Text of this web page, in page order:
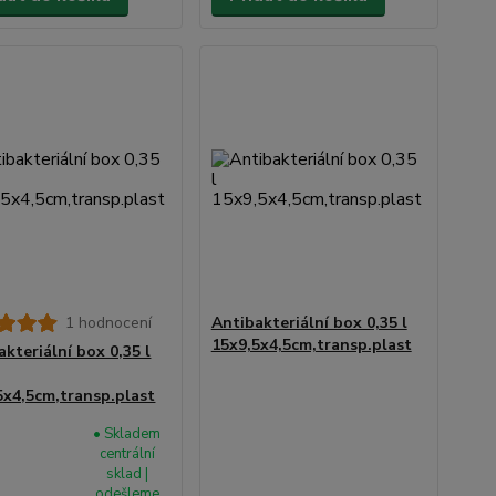
1 hodnocení
box 0,35 l
• Skladem
centrální
sklad |
Antibakteriální box 0,35 l
15x9,5x4,5cm,transp.plast